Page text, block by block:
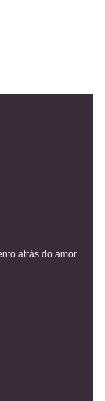
atrás do amor